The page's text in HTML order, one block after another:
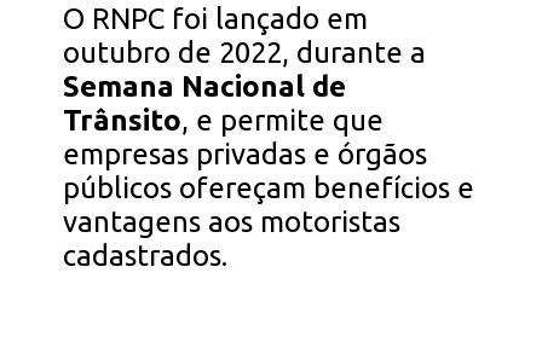
O RNPC foi lançado em
outubro de 2022, durante a
Semana Nacional de
Trânsito, e permite que
empresas privadas e órgãos
públicos ofereçam benefícios e
vantagens aos motoristas
cadastrados.